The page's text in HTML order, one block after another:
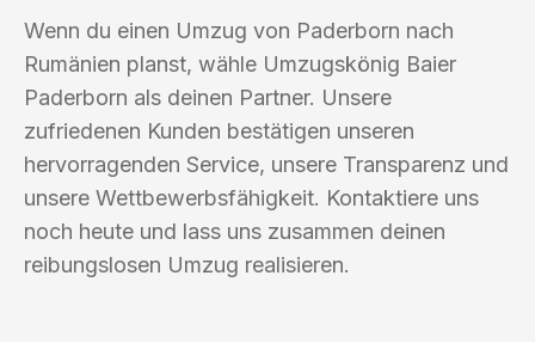
Wenn du einen Umzug von Paderborn nach
Rumänien planst, wähle Umzugskönig Baier
Paderborn als deinen Partner. Unsere
zufriedenen Kunden bestätigen unseren
hervorragenden Service, unsere Transparenz und
unsere Wettbewerbsfähigkeit. Kontaktiere uns
noch heute und lass uns zusammen deinen
reibungslosen Umzug realisieren.